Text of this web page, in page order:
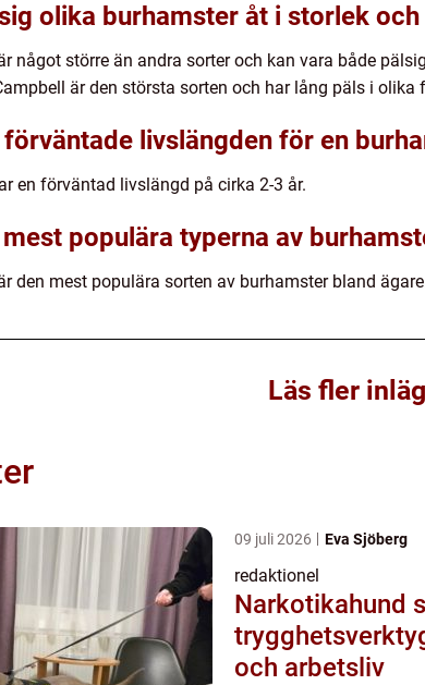
olika burhamster åt i storlek och
något större än andra sorter och kan vara både
är den största sorten och har lång päls i olika
livslängden för en
en förväntad livslängd på cirka 2-3 år.
populära typerna av
den mest populära sorten av burhamster bland
Läs fler
09 juli 2026 Eva Sjöberg
redaktionel
Narkotikahund
och arbetsliv